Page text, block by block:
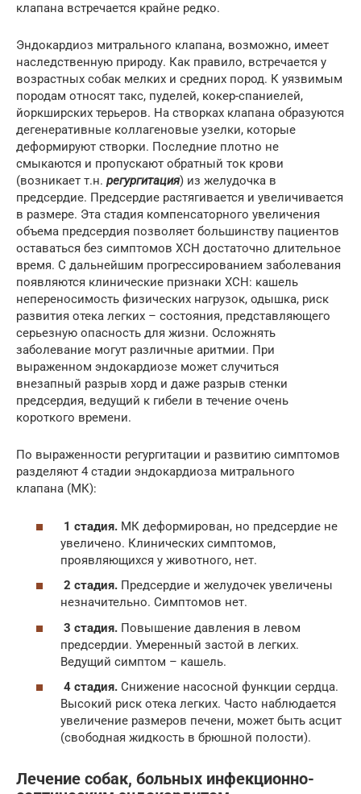
клапана встречается крайне редко.
Эндокардиоз митрального клапана, возможно, имеет
наследственную природу. Как правило, встречается у
возрастных собак мелких и средних пород. К уязвимым
породам относят такс, пуделей, кокер-спаниелей,
йоркширских терьеров. На створках клапана образуются
дегенеративные коллагеновые узелки, которые
деформируют створки. Последние плотно не
смыкаются и пропускают обратный ток крови
(возникает т.н. регургитация) из желудочка в
предсердие. Предсердие растягивается и увеличивается
в размере. Эта стадия компенсаторного увеличения
объема предсердия позволяет большинству пациентов
оставаться без симптомов ХСН достаточно длительное
время. С дальнейшим прогрессированием заболевания
появляются клинические признаки ХСН: кашель
непереносимость физических нагрузок, одышка, риск
развития отека легких – состояния, представляющего
серьезную опасность для жизни. Осложнять
заболевание могут различные аритмии. При
выраженном эндокардиозе может случиться
внезапный разрыв хорд и даже разрыв стенки
предсердия, ведущий к гибели в течение очень
короткого времени.
По выраженности регургитации и развитию симптомов
разделяют 4 стадии эндокардиоза митрального
клапана (МК):
1 стадия. МК деформирован, но предсердие не
увеличено. Клинических симптомов,
проявляющихся у животного, нет.
2 стадия. Предсердие и желудочек увеличены
незначительно. Симптомов нет.
3 стадия. Повышение давления в левом
предсердии. Умеренный застой в легких.
Ведущий симптом – кашель.
4 стадия. Снижение насосной функции сердца.
Высокий риск отека легких. Часто наблюдается
увеличение размеров печени, может быть асцит
(свободная жидкость в брюшной полости).
Лечение собак, больных инфекционно-